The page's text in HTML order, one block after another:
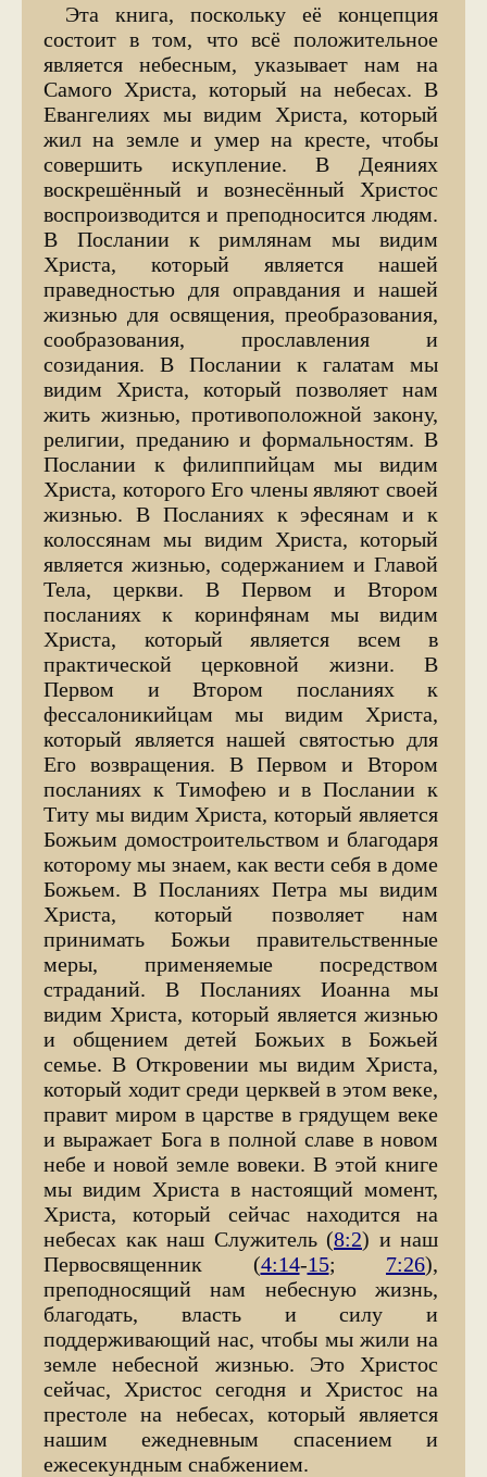
Эта книга, поскольку её концепция
состоит в том, что всё положительное
является небесным, указывает нам на
Самого Христа, который на небесах. В
Евангелиях мы видим Христа, который
жил на земле и умер на кресте, чтобы
совершить искупление. В Деяниях
воскрешённый и вознесённый Христос
воспроизводится и преподносится людям.
В Послании к римлянам мы видим
Христа, который является нашей
праведностью для оправдания и нашей
жизнью для освящения, преобразования,
сообразования, прославления и
созидания. В Послании к галатам мы
видим Христа, который позволяет нам
жить жизнью, противоположной закону,
религии, преданию и формальностям. В
Послании к филиппийцам мы видим
Христа, которого Его члены являют своей
жизнью. В Посланиях к эфесянам и к
колоссянам мы видим Христа, который
является жизнью, содержанием и Главой
Тела, церкви. В Первом и Втором
посланиях к коринфянам мы видим
Христа, который является всем в
практической церковной жизни. В
Первом и Втором посланиях к
фессалоникийцам мы видим Христа,
который является нашей святостью для
Его возвращения. В Первом и Втором
посланиях к Тимофею и в Послании к
Титу мы видим Христа, который является
Божьим домостроительством и благодаря
которому мы знаем, как вести себя в доме
Божьем. В Посланиях Петра мы видим
Христа, который позволяет нам
принимать Божьи правительственные
меры, применяемые посредством
страданий. В Посланиях Иоанна мы
видим Христа, который является жизнью
и общением детей Божьих в Божьей
семье. В Откровении мы видим Христа,
который ходит среди церквей в этом веке,
правит миром в царстве в грядущем веке
и выражает Бога в полной славе в новом
небе и новой земле вовеки. В этой книге
мы видим Христа в настоящий момент,
Христа, который сейчас находится на
небесах как наш Служитель (8:2) и наш
Первосвященник (4:14-15; 7:26),
преподносящий нам небесную жизнь,
благодать, власть и силу и
поддерживающий нас, чтобы мы жили на
земле небесной жизнью. Это Христос
сейчас, Христос сегодня и Христос на
престоле на небесах, который является
нашим ежедневным спасением и
ежесекундным снабжением.